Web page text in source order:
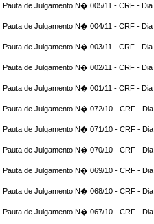
Pauta de Julgamento N� 005/11 - CRF - Dia
Pauta de Julgamento N� 004/11 - CRF - Dia
Pauta de Julgamento N� 003/11 - CRF - Dia
Pauta de Julgamento N� 002/11 - CRF - Dia
Pauta de Julgamento N� 001/11 - CRF - Dia
Pauta de Julgamento N� 072/10 - CRF -
Pauta de Julgamento N� 071/10 - CRF -
Pauta de Julgamento N� 070/10 - CRF -
Pauta de Julgamento N� 069/10 - CRF - Dia
Pauta de Julgamento N� 068/10 - CRF - Dia
Pauta de Julgamento N� 067/10 - CRF - Dia